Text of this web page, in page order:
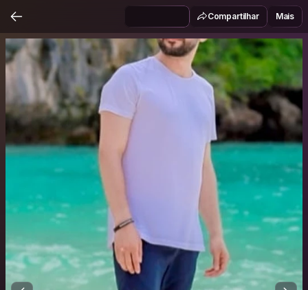
Compartilhar Mais